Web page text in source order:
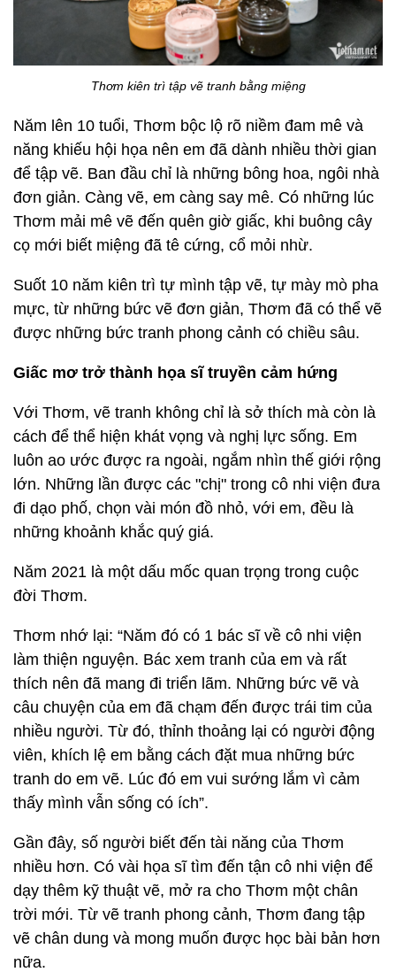
Thơm kiên trì tập vẽ tranh bằng miệng
Năm lên 10 tuổi, Thơm bộc lộ rõ niềm đam mê và
năng khiếu hội họa nên em đã dành nhiều thời gian
để tập vẽ. Ban đầu chỉ là những bông hoa, ngôi nhà
đơn giản. Càng vẽ, em càng say mê. Có những lúc
Thơm mải mê vẽ đến quên giờ giấc, khi buông cây
cọ mới biết miệng đã tê cứng, cổ mỏi nhừ.
Suốt 10 năm kiên trì tự mình tập vẽ, tự mày mò pha
mực, từ những bức vẽ đơn giản, Thơm đã có thể vẽ
được những bức tranh phong cảnh có chiều sâu.
Giấc mơ trở thành họa sĩ truyền cảm hứng
Với Thơm, vẽ tranh không chỉ là sở thích mà còn là
cách để thể hiện khát vọng và nghị lực sống. Em
luôn ao ước được ra ngoài, ngắm nhìn thế giới rộng
lớn. Những lần được các "chị" trong cô nhi viện đưa
đi dạo phố, chọn vài món đồ nhỏ, với em, đều là
những khoảnh khắc quý giá.
Năm 2021 là một dấu mốc quan trọng trong cuộc
đời Thơm.
Thơm nhớ lại: “Năm đó có 1 bác sĩ về cô nhi viện
làm thiện nguyện. Bác xem tranh của em và rất
thích nên đã mang đi triển lãm. Những bức vẽ và
câu chuyện của em đã chạm đến được trái tim của
nhiều người. Từ đó, thỉnh thoảng lại có người động
viên, khích lệ em bằng cách đặt mua những bức
tranh do em vẽ. Lúc đó em vui sướng lắm vì cảm
thấy mình vẫn sống có ích”.
Gần đây, số người biết đến tài năng của Thơm
nhiều hơn. Có vài họa sĩ tìm đến tận cô nhi viện để
dạy thêm kỹ thuật vẽ, mở ra cho Thơm một chân
trời mới. Từ vẽ tranh phong cảnh, Thơm đang tập
vẽ chân dung và mong muốn được học bài bản hơn
nữa.